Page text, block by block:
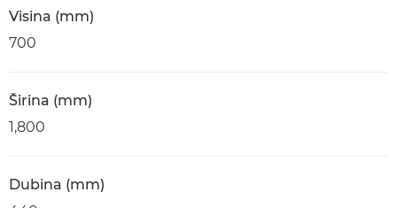
Visina (mm)
700
Širina (mm)
1,800
Dubina (mm)